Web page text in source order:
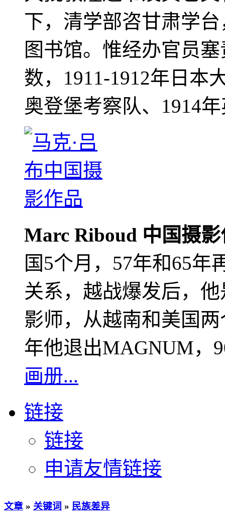
下，清学部咨甘肃学
图书馆。惟经办官员
数，1911-1912年日本
奥登堡考察队、1914
Marc Riboud 中国摄
国5个月，57年和65年
关系，越战爆发后，
影师，从越南和美国
年他退出MAGNUM，
画册...
链接
链接
申请友情链接
文章 » 关键词 » 民族差异